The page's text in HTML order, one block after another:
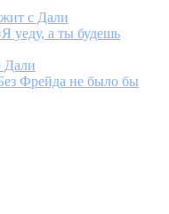
с Дали
уеду, а ты будешь
Дали
Фрейда не было бы